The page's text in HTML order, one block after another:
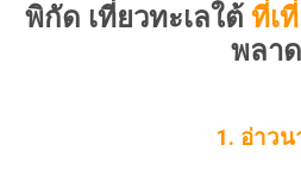
พิกัด เที่ยวทะเลใต้ ที่เ
พลาด
1. อ่าวน